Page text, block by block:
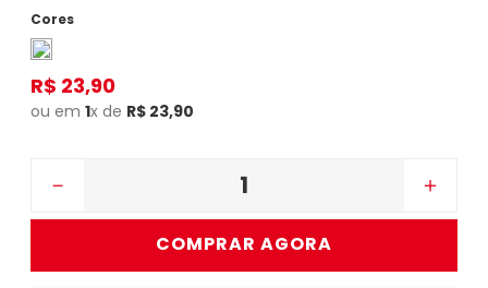
R$ 23,90
ou em 1x de R$ 23,90
＋
－
COMPRAR AGORA